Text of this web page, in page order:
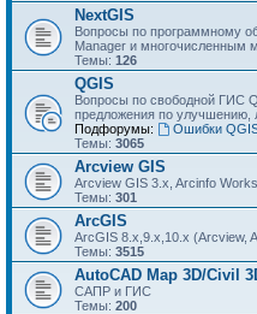
NextGIS
Вопросы по программному
Manager и многочисленным
Темы: 126
QGIS
Вопросы по свободной ГИС
предложения по улучшению,
Подфорумы:
Ошибки
Темы: 3065
Arcview GIS
Arcview GIS 3.x, Arcinfo
Темы: 301
ArcGIS
ArcGIS 8.x,9.x,10.x (Arcview,
Темы: 3515
AutoCAD Map 3D/Civil
САПР и ГИС
Темы: 200